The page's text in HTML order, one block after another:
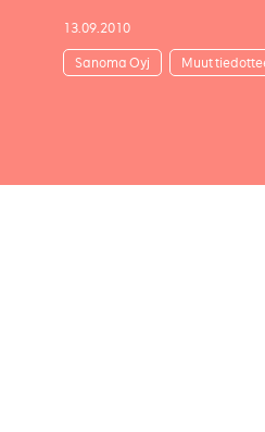
13.09.2010
Sanoma Oyj Muut